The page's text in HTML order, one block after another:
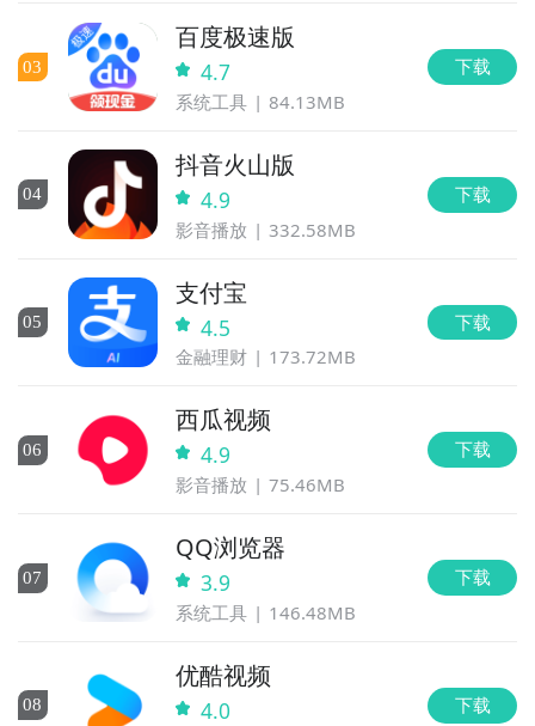
03
百度极速版
4.7
系统工具 84.13MB
下载
04
抖音火山版
4.9
影音播放 332.58MB
下载
05
支付宝
4.5
金融理财 173.72MB
下载
06
西瓜视频
4.9
影音播放 75.46MB
下载
07
QQ浏览器
3.9
系统工具 146.48MB
下载
08
优酷视频
4.0 下载